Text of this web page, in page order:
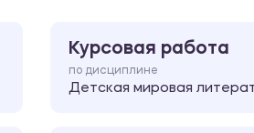
Курсовая работа
по дисциплине
Детская мировая